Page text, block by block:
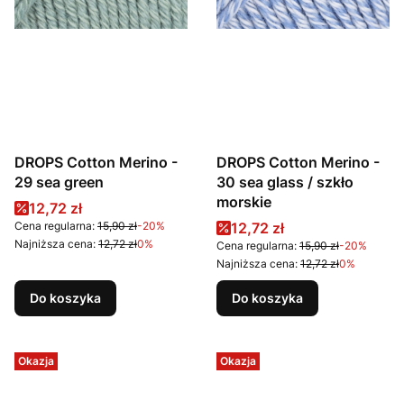
DROPS Cotton Merino -
29 sea green
Cena promocyjna
12,72 zł
Cena regularna: 15,90 zł-20%
Najniższa cena: 12,72 zł0%
Do koszyka
DROPS Cotton Merino -
30 sea glass / szkło
morskie
Cena promocyjna
12,72 zł
Cena regularna: 15,90 zł-20%
Najniższa cena: 12,72 zł0%
Do koszyka
Okazja Okazja